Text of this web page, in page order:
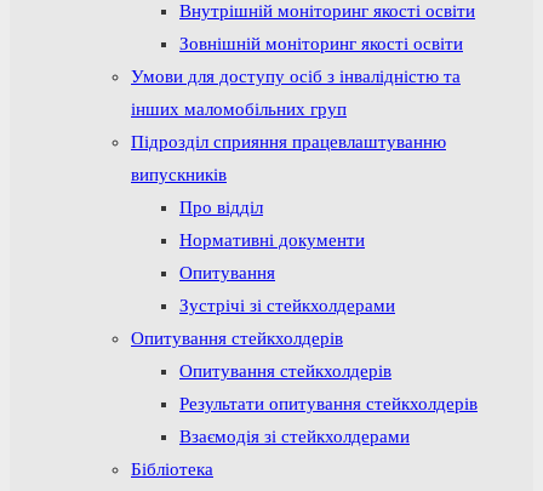
Внутрішній моніторинг якості освіти
Зовнішній моніторинг якості освіти
Умови для доступу осіб з інвалідністю та
інших маломобільних груп
Підрозділ сприяння працевлаштуванню
випускників
Про відділ
Нормативні документи
Опитування
Зустрічі зі стейкхолдерами
Опитування стейкхолдерів
Опитування стейкхолдерів
Результати опитування стейкхолдерів
Взаємодія зі стейкхолдерами
Бібліотека